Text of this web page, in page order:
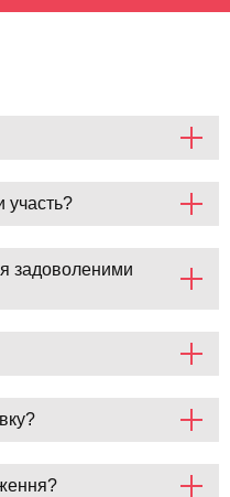
участь?
задоволеними